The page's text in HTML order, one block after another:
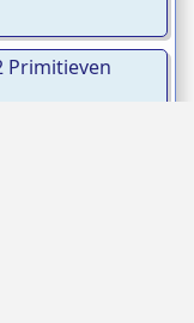
Primitieven